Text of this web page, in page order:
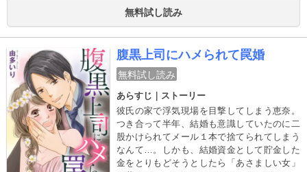
分の方が勝ってると思うの?」「彼女ってより
母ちゃんみたいで…」しかし彼の口からは
アリと噂される40歳のイケメン部長! 2人はそ
のまま呑みに行くことになり――!?
無料試し読み
腹黒上司にハメられて罠婚
無料試し読み
あらすじ｜ストーリー
彼氏の家で浮気現場を目撃してしまう恵奈。
つき合って半年、結婚も意識していたのに二
股かけられてメール１本で捨てられてしまう
なんて…。しかも、結婚資金として貯金した
金をとりもどそうとしたら「あさましい女」